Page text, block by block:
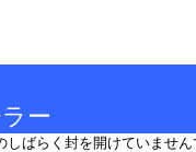
ー
ばらく封を開けていませ